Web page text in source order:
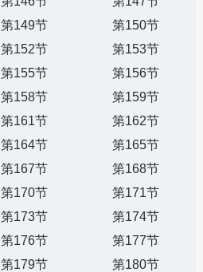
第149节
第150节
第152节
第153节
第155节
第156节
第158节
第159节
第161节
第162节
第164节
第165节
第167节
第168节
第170节
第171节
第173节
第174节
第176节
第177节
第179节
第180节